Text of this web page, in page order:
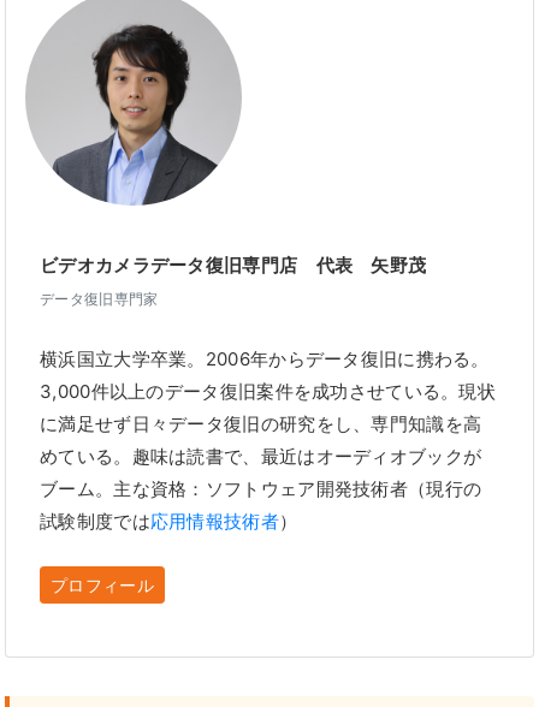
ビデオカメラデータ復旧専門店 代表 矢野茂
データ復旧専門家
横浜国立大学卒業。2006年からデータ復旧に携わる。
3,000件以上のデータ復旧案件を成功させている。現状
に満足せず日々データ復旧の研究をし、専門知識を高
めている。趣味は読書で、最近はオーディオブックが
ブーム。主な資格：ソフトウェア開発技術者（現行の
試験制度では応用情報技術者）
プロフィール